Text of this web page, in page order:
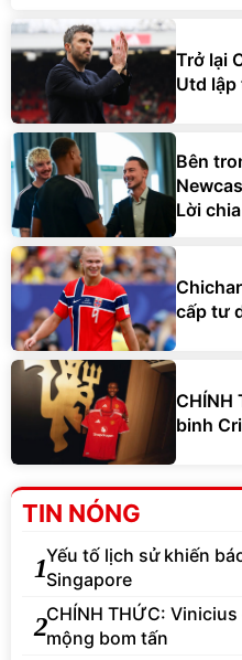
Trở lại
Utd lập
Bên
Lời
cấp tư
CHÍNH
binh
TIN NÓNG
1Yếu tố lịch sử khiến
Singapore
2CHÍNH THỨC:
mộng bom tấn